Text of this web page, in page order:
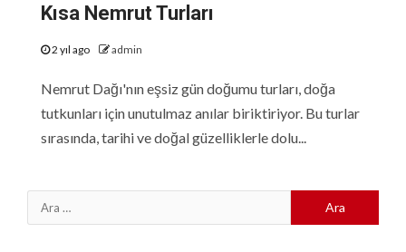
Kısa Nemrut Turları
2 yıl ago admin
Nemrut Dağı'nın eşsiz gün doğumu turları, doğa
tutkunları için unutulmaz anılar biriktiriyor. Bu turlar
sırasında, tarihi ve doğal güzelliklerle dolu...
Arama: